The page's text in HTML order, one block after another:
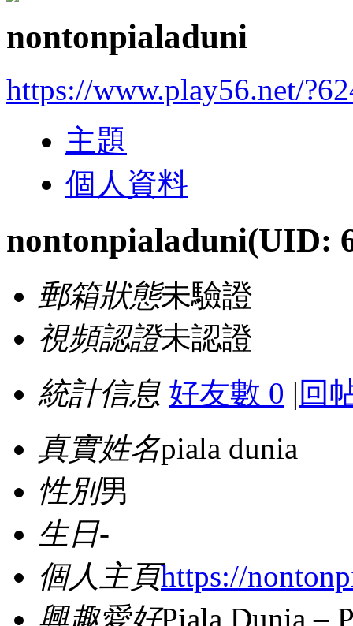
nontonpialaduni
https://www.play56.net/
主題
個人資料
nontonpialaduni(UID:
郵箱狀態未驗證
視頻認證未認證
統計信息 好友數 0 | 回
真實姓名piala dunia
性別男
生日-
個人主頁https://
興趣愛好Piala Dunia –